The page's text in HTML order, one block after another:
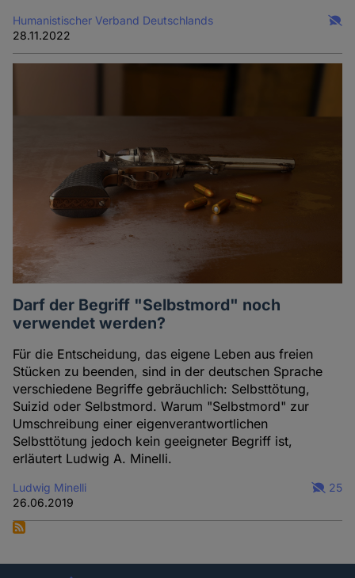
Humanistischer Verband Deutschlands
28.11.2022
Darf der Begriff "Selbstmord" noch
verwendet werden?
Für die Entscheidung, das eigene Leben aus freien
Stücken zu beenden, sind in der deutschen Sprache
verschiedene Begriffe gebräuchlich: Selbsttötung,
Suizid oder Selbstmord. Warum "Selbstmord" zur
Umschreibung einer eigenverantwortlichen
Selbsttötung jedoch kein geeigneter Begriff ist,
erläutert Ludwig A. Minelli.
Ludwig Minelli
26.06.2019
25